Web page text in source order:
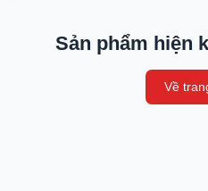
Sản phẩm hiện
Về